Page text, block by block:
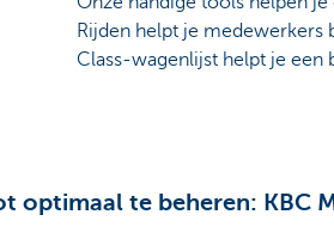
Rijden helpt je medewerkers
Class-wagenlijst helpt je
optimaal te beheren: KBC